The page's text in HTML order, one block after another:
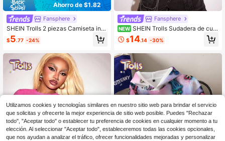
Ahorro de $1.82
Fansphere
SHEIN Trolls 2 piezas Camiseta inte
rior/camiseta de tirantes con estam
pado de letras de dibujos animados
$5.77 -24%
Fansphere
NEW SHEIN Trolls Sudadera de cuel
lo redondo de manga larga con gráfi
co de letras y dibujos animados par
$14.14 -30%
Utilizamos cookies y tecnologías similares en nuestro sitio web para brindar el servicio
que solicitas y ofrecerte la mejor experiencia de sitio web posible. Puedes "Rechazar
todo", "Aceptar todo" o establecer tu preferencia de cookies en cualquier momento a tu
elección. Al seleccionar "Aceptar todo", estableceremos todas las cookies opcionales,
que nos ayudan a analizar el tráfico, ofrecer funcionalidades mejoradas y personalizar